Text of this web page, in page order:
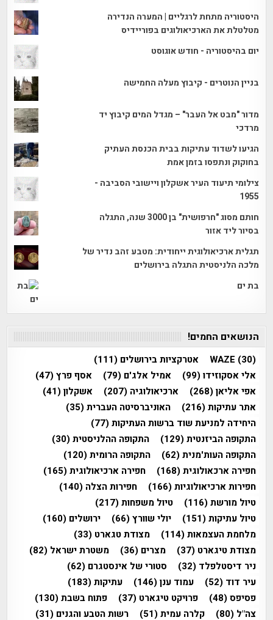
היסטוריה מתחת לרגליים | המערה הנדירה
מטלטלת את הארכיאולוגים בפוריידיס
יום בהיסטוריה - חודש אוגוסט
בניין הנוטרים - קיבוץ מעלה החמישה
מדור "מבט אל העבר" – מגדל המים קיבוץ יד
מרדכי
הגיעו לשדוד עתיקות בבית הכנסת העתיק
בחוקוק ונתפסו בזמן אמת
צילומי תיעוד העיר אשקלון ויישובי הסביבה -
1955
חותם מסוג "חרפושית" בן 3000 שנה, התגלה
בסיור ליד אזור
תגלית ארכיאולוגית ייחודית: מטבע זהב נדיר של
מלכה הלניסטית התגלה בירושלים
בת ים
הנושאים החמים!
WAZE (30) אטרקציות בירושלים (111)
אלי אסקוזידו(99) אמיל אלג'ם (79) אסף פרץ(47)
אפי אליאן(268) ארכיאולוגיה (207) אשקלון(41)
אתר עתיקות(216) האוניברסיטה העברית(35)
היחידה למניעת שוד ברשות העתיקות(77)
התקופה הביזנטית(129) התקופה ההלניסטית(30)
התקופה העות'מנית(62) התקופה הרומית(120)
חפירה ארכאולוגית(168) חפירה ארכיאולוגית(165)
חפירות ארכיאולוגיות(166) חפירות הצלה (140)
טיול מורשת(116) טיול משפחות(217)
טיול עתיקות(151) יולי שוורץ(66) ירושלים (160)
מלחמת העצמאות(114) מצודת טגארט (33)
מצודת טיגארט (37) מצרים (36) משטרת ישראל (82)
ניר דיסטלפלד (32) סטורי של אינסטגרם (62)
עיר דוד (52) עמוד ענן(146) עתיקות(183)
פסיפס(48) פרויקט טיגארט (37) פתוח בשבת(130)
צה"ל (80) קלרה עמית(51) רשות הטבע והגנים (31)